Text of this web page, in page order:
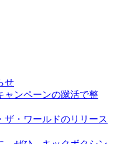
せ
ャンペーンの蹴活で整
ザ・ワールドのリリース